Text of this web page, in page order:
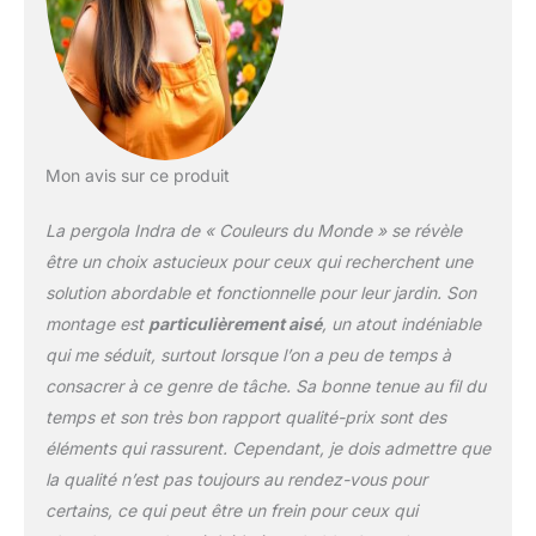
seulement ces rideaux
vous protègent des
rayons du soleil, mais
également préservent
en polyester 200 gr/m²
petite), forment un
chapeau élégant
favorisant une circulation
d'air optimale. Fini les
sous le soleil. Que ce soit
pour aménager un coin
ombragé dans votre
jardin, sur votre terrasse
ou au bord de la piscine,
la tonnelle autoportante
Mon avis sur ce produit
La pergola Indra de « Couleurs du Monde » se révèle
être un choix astucieux pour ceux qui recherchent une
solution abordable et fonctionnelle pour leur jardin. Son
montage est particulièrement aisé, un atout indéniable
qui me séduit, surtout lorsque l’on a peu de temps à
consacrer à ce genre de tâche. Sa bonne tenue au fil du
temps et son très bon rapport qualité-prix sont des
éléments qui rassurent. Cependant, je dois admettre que
la qualité n’est pas toujours au rendez-vous pour
certains, ce qui peut être un frein pour ceux qui